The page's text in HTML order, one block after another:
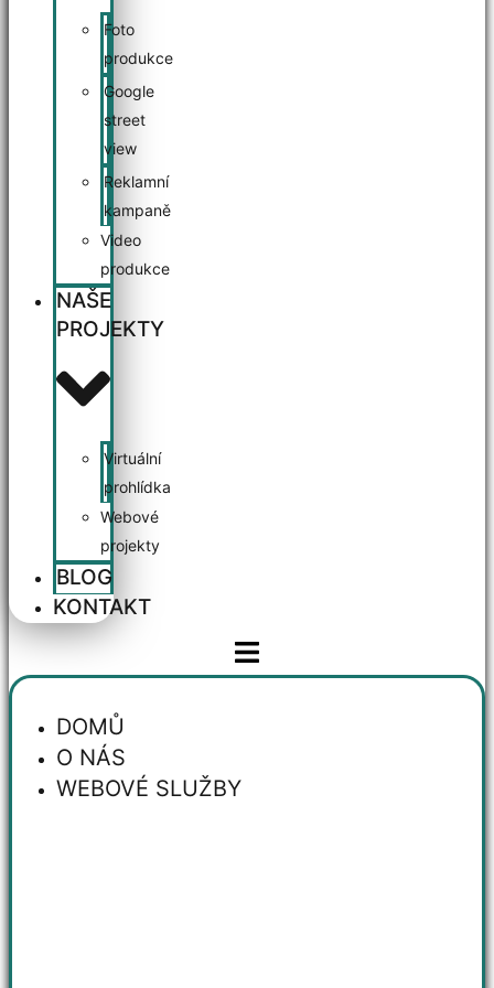
Foto
produkce
Google
street
view
Reklamní
kampaně
Video
produkce
NAŠE
PROJEKTY
Virtuální
prohlídka
Webové
projekty
BLOG
KONTAKT
DOMŮ
O NÁS
WEBOVÉ SLUŽBY